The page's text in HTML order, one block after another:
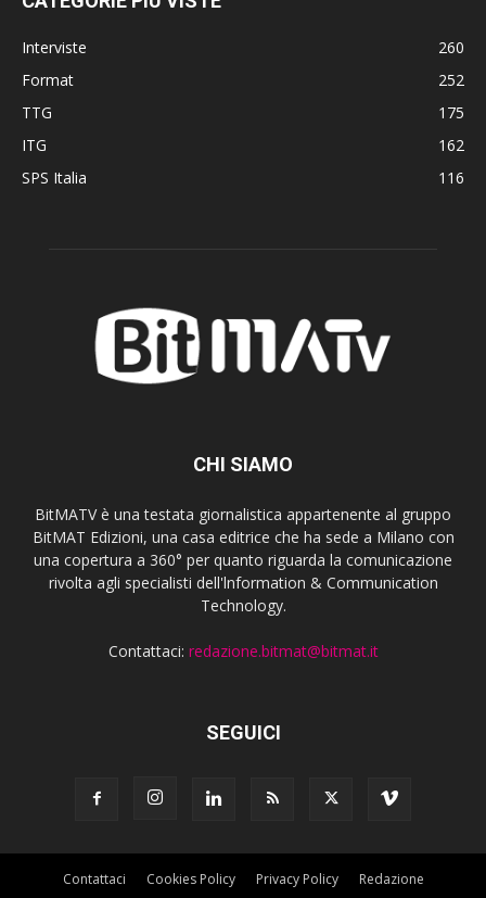
Interviste
260
Format
252
TTG
175
ITG
162
SPS Italia
116
CHI SIAMO
BitMATV è una testata giornalistica appartenente al gruppo
BitMAT Edizioni, una casa editrice che ha sede a Milano con
una copertura a 360° per quanto riguarda la comunicazione
rivolta agli specialisti dell'lnformation & Communication
Technology.
Contattaci: redazione.bitmat@bitmat.it
SEGUICI
Contattaci Cookies Policy Privacy Policy Redazione